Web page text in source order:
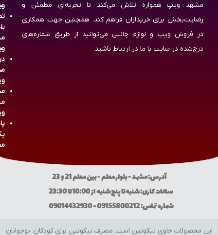
مشهد ویپ همواره تلاش می‌کند تا تجربه‌ای مطمئن و
رضایت‌بخش برای خریداران فراهم کند. همچنین جهت همکاری
در فروش ویپ و لوازم جانبی می‌توانید از طریق شماره‌های
درج‌شده در سایت با ما در ارتباط باشید.
با
آدرس: مشهد - بلوار معلم - بین معلم 21 و 23
ساعات کاری: شنبه تا پنج شنبه از 10:00 تا 23:30
شماره تماس: 09155800212 - 09014432930
این محصولات حاوی نیکوتین است. مصرف نیکوتین برای کودکان، نوجوانان